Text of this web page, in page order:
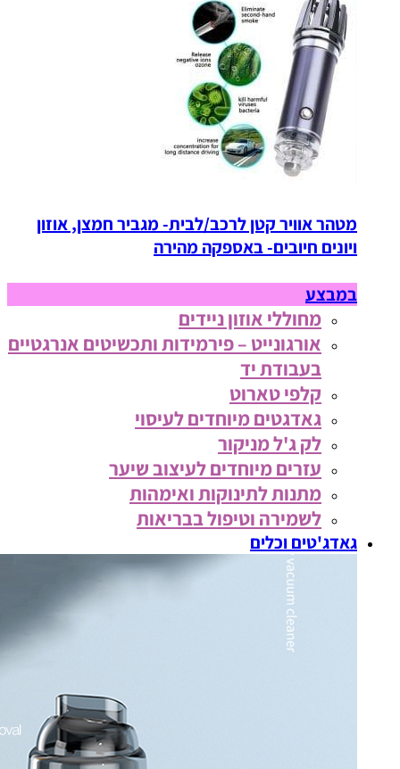
מטהר אוויר קטן לרכב/לבית- מגביר חמצן, אוזון
ויונים חיובים- באספקה מהירה
במבצע
מחוללי אוזון ניידים
אורגונייט – פירמידות ותכשיטים אנרגטיים
בעבודת יד
קלפי טארוט
גאדגטים מיוחדים לעיסוי
לק ג'ל מניקור
עזרים מיוחדים לעיצוב שיער
מתנות לתינוקות ואימהות
לשמירה וטיפול בבריאות
גאדג'טים וכלים